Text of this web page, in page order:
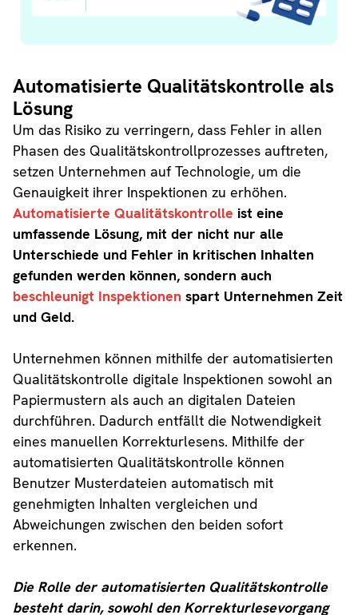
Automatisierte Qualitätskontrolle als
Lösung
Um das Risiko zu verringern, dass Fehler in allen
Phasen des Qualitätskontrollprozesses auftreten,
setzen Unternehmen auf Technologie, um die
Genauigkeit ihrer Inspektionen zu erhöhen.
Automatisierte Qualitätskontrolle ist eine
umfassende Lösung, mit der nicht nur alle
Unterschiede und Fehler in kritischen Inhalten
gefunden werden können, sondern auch
beschleunigt Inspektionen spart Unternehmen Zeit
und Geld.
Unternehmen können mithilfe der automatisierten
Qualitätskontrolle digitale Inspektionen sowohl an
Papiermustern als auch an digitalen Dateien
durchführen. Dadurch entfällt die Notwendigkeit
eines manuellen Korrekturlesens. Mithilfe der
automatisierten Qualitätskontrolle können
Benutzer Musterdateien automatisch mit
genehmigten Inhalten vergleichen und
Abweichungen zwischen den beiden sofort
erkennen.
Die Rolle der automatisierten Qualitätskontrolle
besteht darin, sowohl den Korrekturlesevorgang